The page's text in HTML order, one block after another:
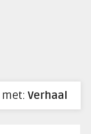
Verhaal